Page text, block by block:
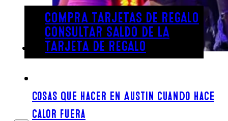
COMPRA TARJETAS DE REGALO
CONSULTAR SALDO DE LA
TARJETA DE REGALO
Cosas que hacer en Austin cuando hace
calor fuera